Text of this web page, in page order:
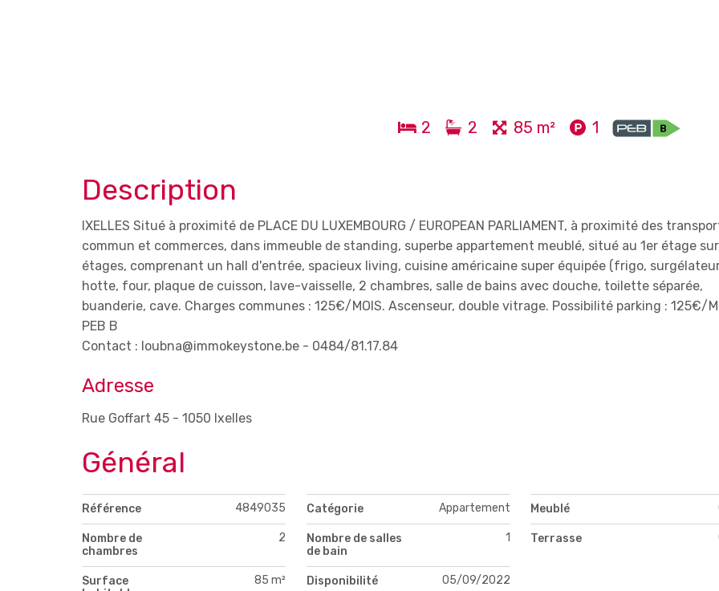
2 2 85 m² 1
Description
IXELLES Situé à proximité de PLACE DU LUXEMBOURG / EUROPEAN PARLIAMENT, à proximité des
commun et commerces, dans immeuble de standing, superbe appartement meublé, situé au 1er étage
étages, comprenant un hall d'entrée, spacieux living, cuisine américaine super équipée (frigo,
hotte, four, plaque de cuisson, lave-vaisselle, 2 chambres, salle de bains avec douche, toilette séparée,
buanderie, cave. Charges communes : 125€/MOIS. Ascenseur, double vitrage. Possibilité parking : 125€/
PEB B
Contact : loubna@immokeystone.be - 0484/81.17.84
Adresse
Rue Goffart 45 - 1050 Ixelles
Général
Référence 4849035 Catégorie Appartement Meublé
Nombre de
chambres
2
Nombre de salles
de bain
1 Terrasse
Surface
85 m² Disponibilité 05/09/2022